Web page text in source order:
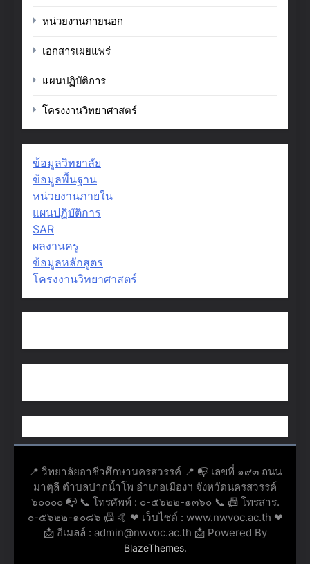
หน่วยงานภายนอก
เอกสารเผยแพร่
แผนปฏิบัติการ
โครงงานวิทยาศาสตร์
ข้อมูลวิทยาลัย
ข้อมูลพื้นฐาน
หน่วยงานภายใน
แผนปฏิบัติการ
SAR
ผลงานครู
ข้อมูลหลักสูตร
โครงงานวิทยาศาสตร์
📍 วิทยาลัยอาชีวศึกษานครสวรรค์ 📍 📭 เลขที่ ๑๙๓ ถนน
มาตุลี ตำบลปากน้ำโพ อำเภอเมืองฯ จังหวัดนครสวรรค์
๖๐๐๐๐ 📭 📞 โทรศัพท์ : ๐-๕๖๒๒-๑๓๖๐ 📞 📠 โทรสาร.
๐-๕๖๒๒-๑๐๘๖ 📠 🤙 ❤ เว็บไซต์ : www.nwvoc.ac.th ❤
📩 อีเมลล์ : admin@nwvoc.ac.th 📩 Powered By
BlazeThemes.